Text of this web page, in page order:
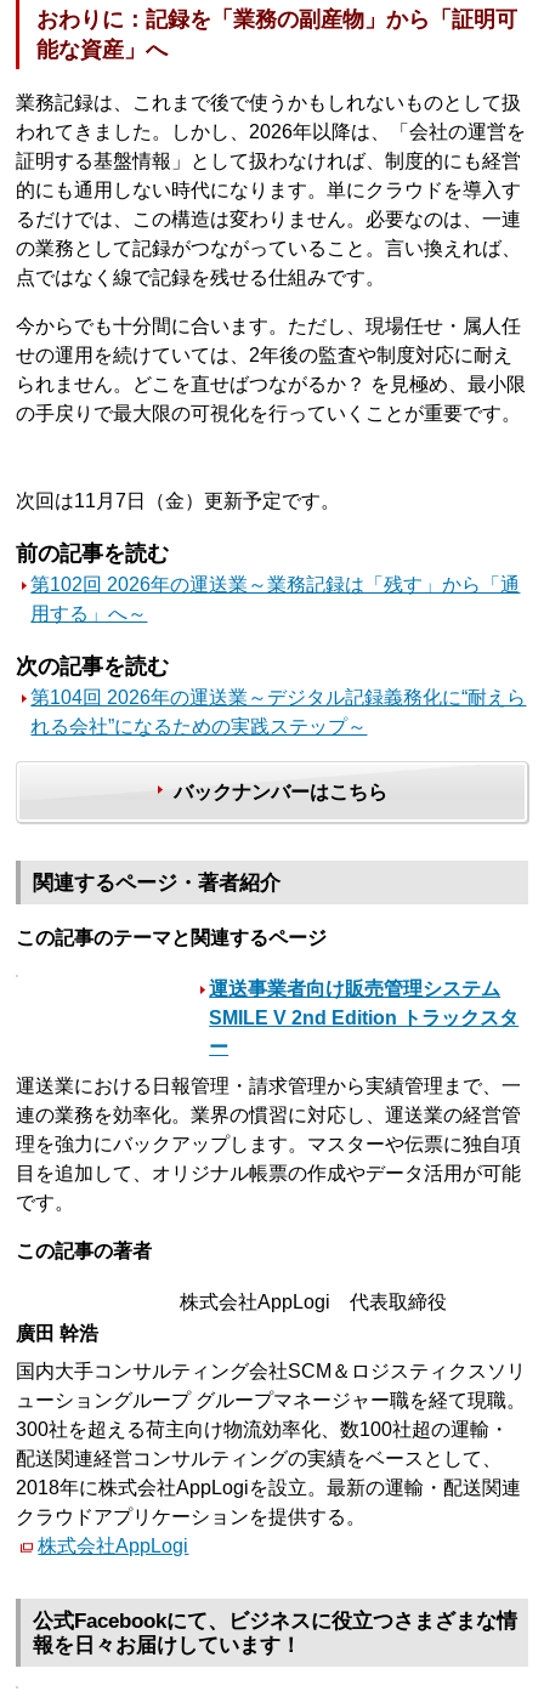
おわりに：記録を「業務の副産物」から「証明可
能な資産」へ
業務記録は、これまで後で使うかもしれないものとして扱
われてきました。しかし、2026年以降は、「会社の運営を
証明する基盤情報」として扱わなければ、制度的にも経営
的にも通用しない時代になります。単にクラウドを導入す
るだけでは、この構造は変わりません。必要なのは、一連
の業務として記録がつながっていること。言い換えれば、
点ではなく線で記録を残せる仕組みです。
今からでも十分間に合います。ただし、現場任せ・属人任
せの運用を続けていては、2年後の監査や制度対応に耐え
られません。どこを直せばつながるか？ を見極め、最小限
の手戻りで最大限の可視化を行っていくことが重要です。
次回は11月7日（金）更新予定です。
前の記事を読む
第102回 2026年の運送業～業務記録は「残す」から「通
用する」へ～
次の記事を読む
第104回 2026年の運送業～デジタル記録義務化に“耐えら
れる会社”になるための実践ステップ～
バックナンバーはこちら
関連するページ・著者紹介
この記事のテーマと関連するページ
運送事業者向け販売管理システム
SMILE V 2nd Edition トラックスタ
ー
運送業における日報管理・請求管理から実績管理まで、一
連の業務を効率化。業界の慣習に対応し、運送業の経営管
理を強力にバックアップします。マスターや伝票に独自項
目を追加して、オリジナル帳票の作成やデータ活用が可能
です。
この記事の著者
株式会社AppLogi 代表取締役
廣田 幹浩
国内大手コンサルティング会社SCM＆ロジスティクスソリ
ューショングループ グループマネージャー職を経て現職。
300社を超える荷主向け物流効率化、数100社超の運輸・
配送関連経営コンサルティングの実績をベースとして、
2018年に株式会社AppLogiを設立。最新の運輸・配送関連
クラウドアプリケーションを提供する。
株式会社AppLogi
公式Facebookにて、ビジネスに役立つさまざまな情
報を日々お届けしています！